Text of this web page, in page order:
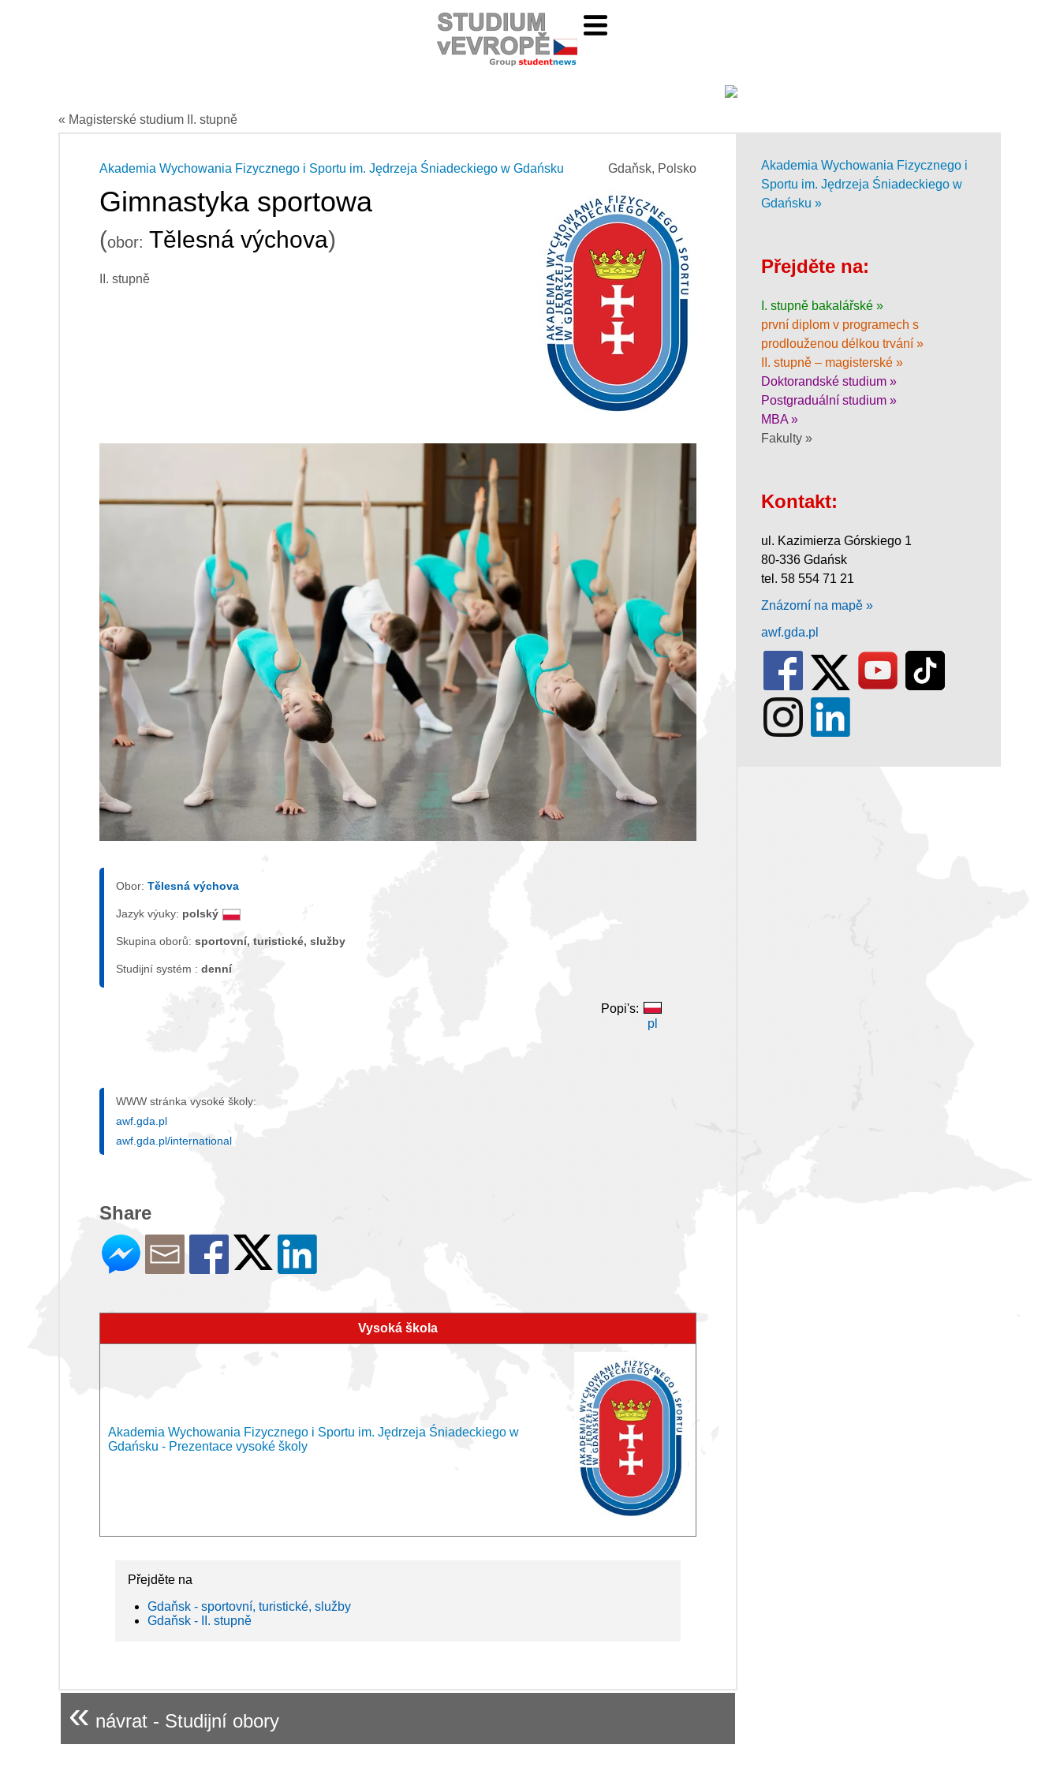
« Magisterské studium II. stupně
Gdaňsk, Polsko
Akademia Wychowania Fizycznego i Sportu im. Jędrzeja Śniadeckiego w Gdańsku
Gimnastyka sportowa
(obor: Tělesná výchova)
II. stupně
Obor: Tělesná výchova
Jazyk výuky: polský
Skupina oborů: sportovní, turistické, služby
Studijní systém : denní
Popi's:
pl
WWW stránka vysoké školy:
awf.gda.pl
awf.gda.pl/international
Share
Vysoká škola
Akademia Wychowania Fizycznego i Sportu im. Jędrzeja Śniadeckiego w
Gdańsku - Prezentace vysoké školy
Přejděte na
Gdaňsk - sportovní, turistické, služby
Gdaňsk - II. stupně
« návrat - Studijní obory
Akademia Wychowania Fizycznego i
Sportu im. Jędrzeja Śniadeckiego w
Gdańsku »
Přejděte na:
I. stupně bakalářské »
první diplom v programech s
prodlouženou délkou trvání »
II. stupně – magisterské »
Doktorandské studium »
Postgraduální studium »
MBA »
Fakulty »
Kontakt:
ul. Kazimierza Górskiego 1
80-336 Gdańsk
tel. 58 554 71 21
Znázorní na mapě »
awf.gda.pl